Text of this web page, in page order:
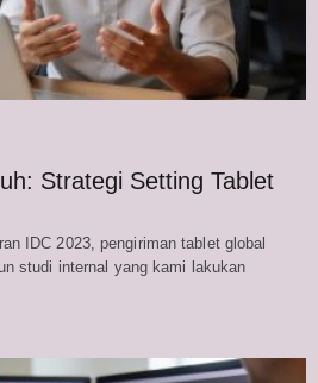
Strategi Setting Tablet
IDC 2023, pengiriman tablet global
studi internal yang kami lakukan